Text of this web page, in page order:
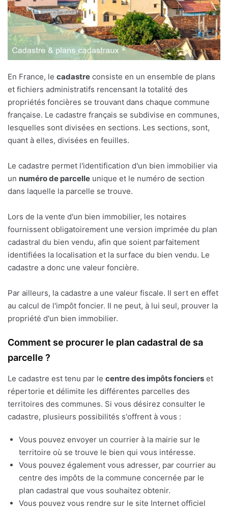
En France, le cadastre consiste en un ensemble de plans
et fichiers administratifs rencensant la totalité des
propriétés foncières se trouvant dans chaque commune
française. Le cadastre français se subdivise en communes,
lesquelles sont divisées en sections. Les sections, sont,
quant à elles, divisées en feuilles.
Le cadastre permet l'identification d'un bien immobilier via
un numéro de parcelle unique et le numéro de section
dans laquelle la parcelle se trouve.
Lors de la vente d'un bien immobilier, les notaires
fournissent obligatoirement une version imprimée du plan
cadastral du bien vendu, afin que soient parfaitement
identifiées la localisation et la surface du bien vendu. Le
cadastre a donc une valeur foncière.
Par ailleurs, la cadastre a une valeur fiscale. Il sert en effet
au calcul de l'impôt foncier. Il ne peut, à lui seul, prouver la
propriété d'un bien immobilier.
Comment se procurer le plan cadastral de sa
parcelle ?
Le cadastre est tenu par le centre des impôts fonciers et
répertorie et délimite les différentes parcelles des
territoires des communes. Si vous désirez consulter le
cadastre, plusieurs possibilités s'offrent à vous :
Vous pouvez envoyer un courrier à la mairie sur le
territoire où se trouve le bien qui vous intéresse.
Vous pouvez également vous adresser, par courrier au
centre des impôts de la commune concernée par le
plan cadastral que vous souhaitez obtenir.
Vous pouvez vous rendre sur le site Internet officiel